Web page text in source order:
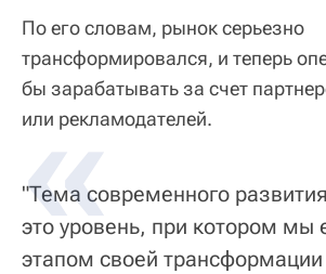
По его словам, рынок серьезно
трансформировался, и теперь
бы зарабатывать за счет
или рекламодателей.
"Тема современного
это уровень, при котором мы
этапом своей